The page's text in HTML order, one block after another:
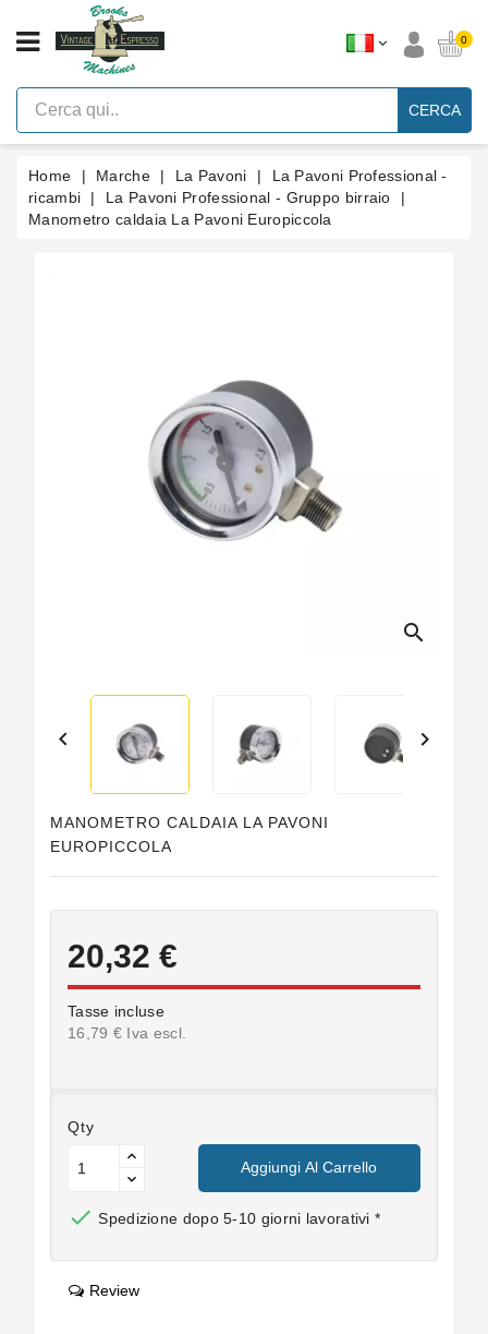
CATEGORIA
Macchine
Per
Caffè
Espresso
Leva
Vintage
Macchina
0
CERCA
Home Marche La Pavoni
La Pavoni Professional -
ricambi
La Pavoni Professional - Gruppo birraio
Manometro caldaia La Pavoni Europiccola
search
 
MANOMETRO CALDAIA LA PAVONI
EUROPICCOLA
20,32 €
Tasse incluse
16,79 € Iva escl.
Qty
Aggiungi Al Carrello
 Spedizione dopo 5-10 giorni lavorativi *
Review